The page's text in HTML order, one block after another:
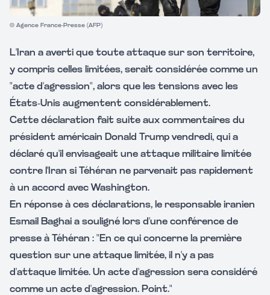
© Agence France-Presse (AFP)
L'Iran a averti que toute attaque sur son territoire,
y compris celles limitées, serait considérée comme un
"acte d'agression", alors que les tensions avec les
États-Unis augmentent considérablement.
Cette déclaration fait suite aux commentaires du
président américain Donald Trump vendredi, qui a
déclaré qu'il envisageait une attaque militaire limitée
contre l'Iran si Téhéran ne parvenait pas rapidement
à un accord avec Washington.
En réponse à ces déclarations, le responsable iranien
Esmail Baghai a souligné lors d'une conférence de
presse à Téhéran : "En ce qui concerne la première
question sur une attaque limitée, il n'y a pas
d'attaque limitée. Un acte d'agression sera considéré
comme un acte d'agression. Point."